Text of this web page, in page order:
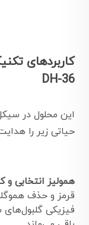
کاربردهای
DH-36
این محلول در
حیاتی زیر را
همولیز انتخابی و
قرمز و حذف